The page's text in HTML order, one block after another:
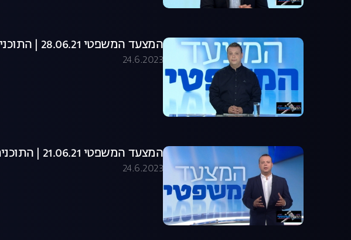
המצעד המשפטי 28.06.21 | התוכנית המלאה
24.6.2023
המצעד המשפטי 21.06.21 | התוכנית המלאה
24.6.2023